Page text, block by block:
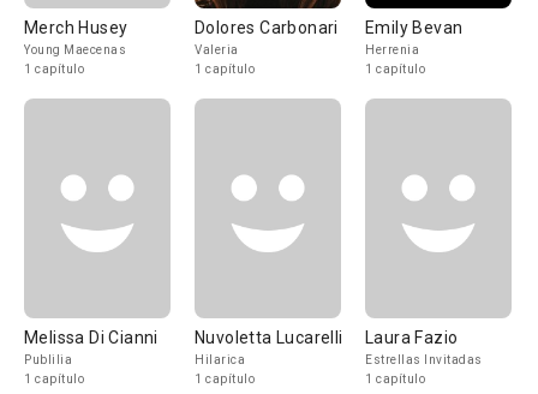
Merch Husey
Young Maecenas
1 capítulo
Dolores Carbonari
Valeria
1 capítulo
Emily Bevan
Herrenia
1 capítulo
Melissa Di Cianni
Publilia
1 capítulo
Nuvoletta Lucarelli
Hilarica
1 capítulo
Laura Fazio
Estrellas Invitadas
1 capítulo